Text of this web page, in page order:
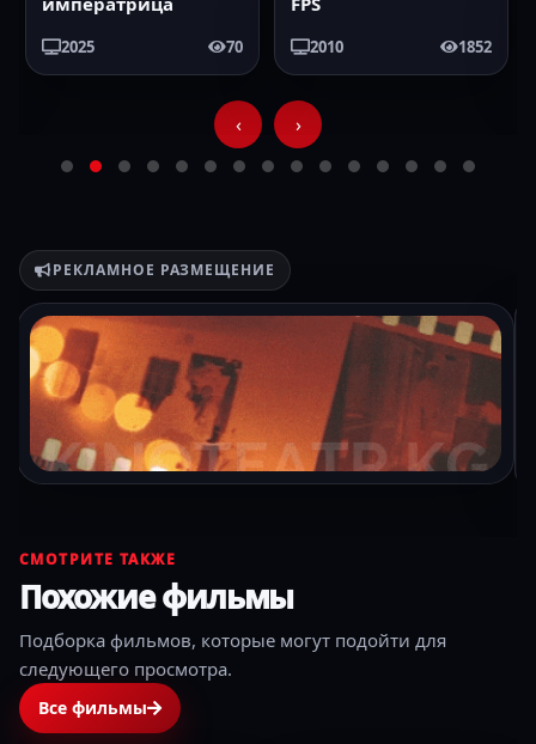
2025 70 2010 1852
‹ ›
РЕКЛАМНОЕ РАЗМЕЩЕНИЕ
СМОТРИТЕ ТАКЖЕ
Похожие фильмы
Подборка фильмов, которые могут подойти для
следующего просмотра.
Все фильмы